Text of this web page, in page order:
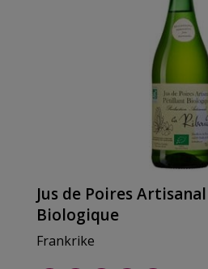
Jus de Poires
Biologique
Frankrike